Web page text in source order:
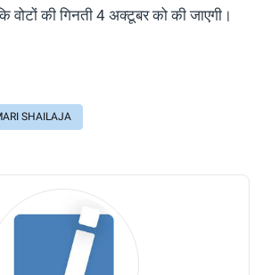
वोटों की गिनती 4 अक्टूबर को की जाएगी।
SHAILAJA